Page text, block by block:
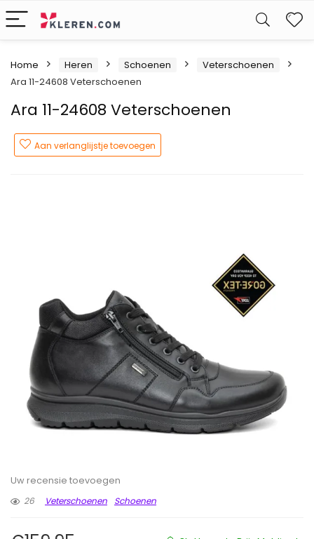
Home Heren Schoenen
Veterschoenen
Ara 11-24608 Veterschoenen
Ara 11-24608 Veterschoenen
Aan verlanglijstje toevoegen
Uw recensie toevoegen
26
Veterschoenen Schoenen